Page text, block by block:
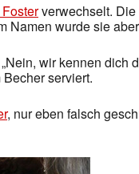
verwechselt.
Namen wurde sie
wir kennen dich
serviert.
, nur eben falsch